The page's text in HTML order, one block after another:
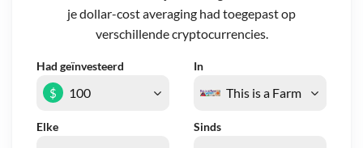
je dollar-cost averaging had toegepast op
verschillende cryptocurrencies.
Had geïnvesteerd In
Elke Sinds
$